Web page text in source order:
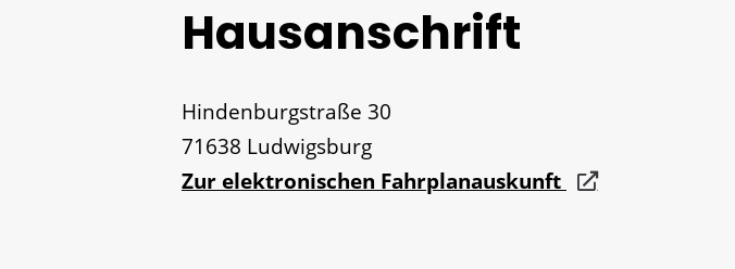
Hausanschrift
Hindenburgstraße 30
71638 Ludwigsburg
Zur elektronischen Fahrplanauskunft